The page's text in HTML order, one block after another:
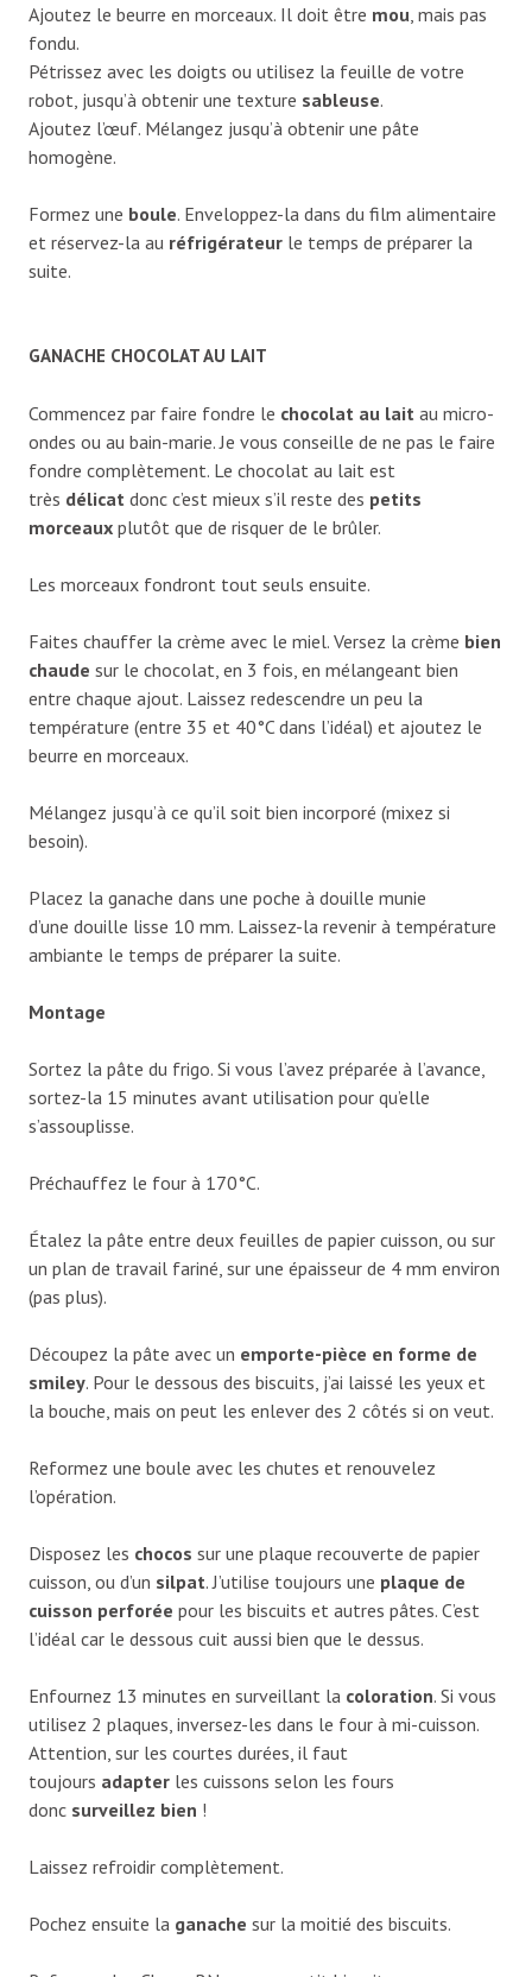
Ajoutez le beurre en morceaux. Il doit être mou, mais pas
fondu.
Pétrissez avec les doigts ou utilisez la feuille de votre
robot, jusqu’à obtenir une texture sableuse.
Ajoutez l’œuf. Mélangez jusqu’à obtenir une pâte
homogène.
Formez une boule. Enveloppez-la dans du film alimentaire
et réservez-la au réfrigérateur le temps de préparer la
suite.
GANACHE CHOCOLAT AU LAIT
Commencez par faire fondre le chocolat au lait au micro-
ondes ou au bain-marie. Je vous conseille de ne pas le faire
fondre complètement. Le chocolat au lait est
très délicat donc c’est mieux s’il reste des petits
morceaux plutôt que de risquer de le brûler.
Les morceaux fondront tout seuls ensuite.
Faites chauffer la crème avec le miel. Versez la crème bien
chaude sur le chocolat, en 3 fois, en mélangeant bien
entre chaque ajout. Laissez redescendre un peu la
température (entre 35 et 40°C dans l’idéal) et ajoutez le
beurre en morceaux.
Mélangez jusqu’à ce qu’il soit bien incorporé (mixez si
besoin).
Placez la ganache dans une poche à douille munie
d’une douille lisse 10 mm. Laissez-la revenir à température
ambiante le temps de préparer la suite.
Montage
Sortez la pâte du frigo. Si vous l’avez préparée à l’avance,
sortez-la 15 minutes avant utilisation pour qu’elle
s’assouplisse.
Préchauffez le four à 170°C.
Étalez la pâte entre deux feuilles de papier cuisson, ou sur
un plan de travail fariné, sur une épaisseur de 4 mm environ
(pas plus).
Découpez la pâte avec un emporte-pièce en forme de
smiley. Pour le dessous des biscuits, j’ai laissé les yeux et
la bouche, mais on peut les enlever des 2 côtés si on veut.
Reformez une boule avec les chutes et renouvelez
l’opération.
Disposez les chocos sur une plaque recouverte de papier
cuisson, ou d’un silpat. J’utilise toujours une plaque de
cuisson perforée pour les biscuits et autres pâtes. C’est
l’idéal car le dessous cuit aussi bien que le dessus.
Enfournez 13 minutes en surveillant la coloration. Si vous
utilisez 2 plaques, inversez-les dans le four à mi-cuisson.
Attention, sur les courtes durées, il faut
toujours adapter les cuissons selon les fours
donc surveillez bien !
Laissez refroidir complètement.
Pochez ensuite la ganache sur la moitié des biscuits.